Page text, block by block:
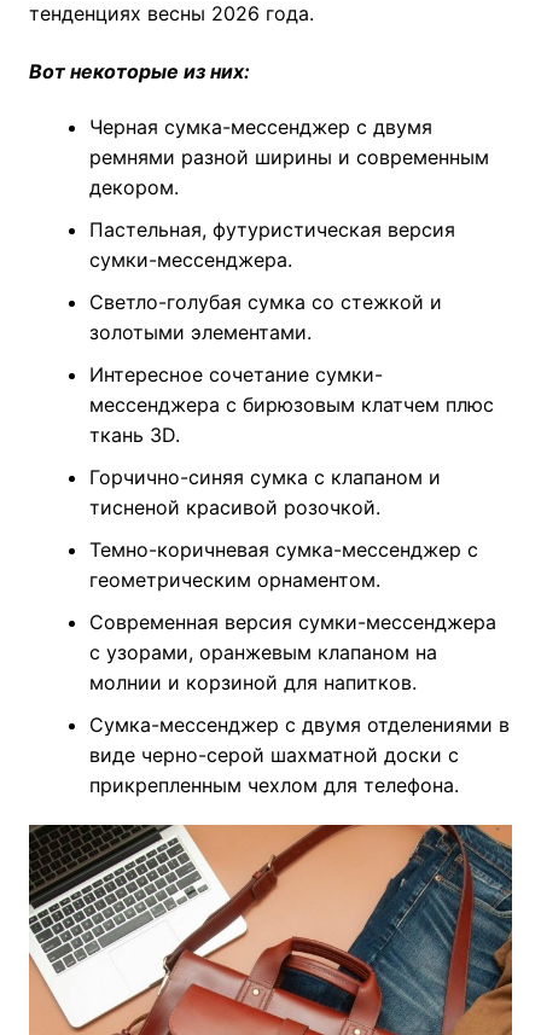
тенденциях весны 2026 года.
Вот некоторые из них:
Черная сумка-мессенджер с двумя
ремнями разной ширины и современным
декором.
Пастельная, футуристическая версия
сумки-мессенджера.
Светло-голубая сумка со стежкой и
золотыми элементами.
Интересное сочетание сумки-
мессенджера с бирюзовым клатчем плюс
ткань 3D.
Горчично-синяя сумка с клапаном и
тисненой красивой розочкой.
Темно-коричневая сумка-мессенджер с
геометрическим орнаментом.
Современная версия сумки-мессенджера
с узорами, оранжевым клапаном на
молнии и корзиной для напитков.
Сумка-мессенджер с двумя отделениями в
виде черно-серой шахматной доски с
прикрепленным чехлом для телефона.